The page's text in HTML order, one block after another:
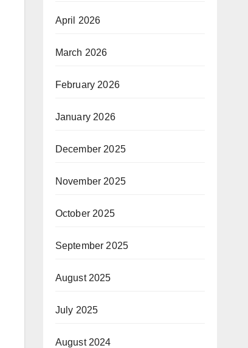
April 2026
March 2026
February 2026
January 2026
December 2025
November 2025
October 2025
September 2025
August 2025
July 2025
August 2024